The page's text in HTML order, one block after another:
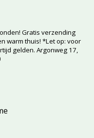
Gratis verzending
warm thuis! *Let op: voor
gelden. Argonweg 17,